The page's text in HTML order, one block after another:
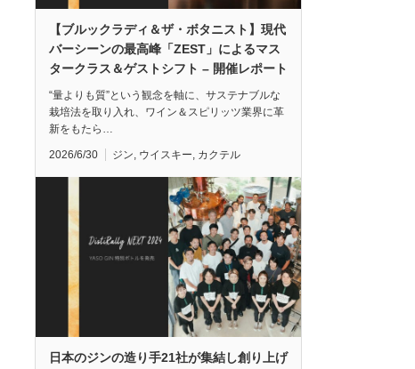
【ブルックラディ＆ザ・ボタニスト】現代
バーシーンの最高峰「ZEST」によるマス
タークラス＆ゲストシフト – 開催レポート
“量よりも質”という観念を軸に、サステナブルな
栽培法を取り入れ、ワイン＆スピリッツ業界に革
新をもたら…
2026/6/30 ジン ウイスキー カクテル
日本のジンの造り手21社が集結し創り上げ